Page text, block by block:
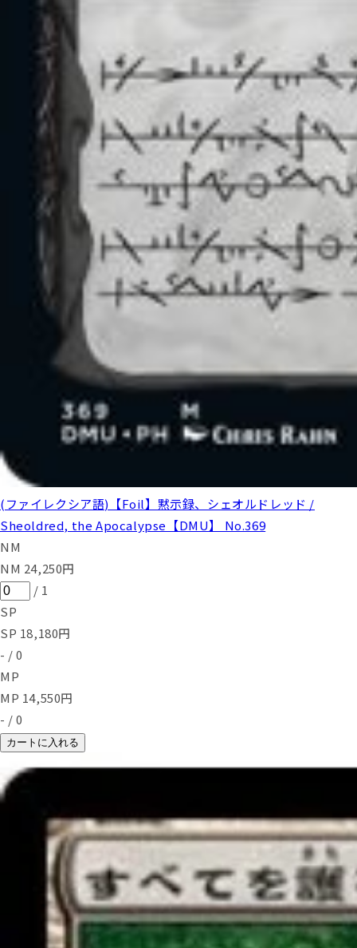
(ファイレクシア語)【Foil】黙示録、シェオルドレッド /
Sheoldred, the Apocalypse【DMU】 No.369
NM
NM 24,250円
/ 1
SP
SP 18,180円
- / 0
MP
MP 14,550円
- / 0
カートに入れる